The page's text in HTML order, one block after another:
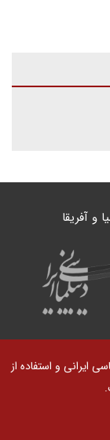
و آفریقا
ایرانی و استفاده از